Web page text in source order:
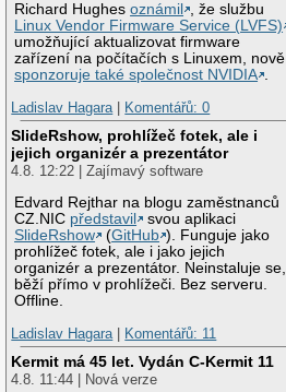
Richard Hughesoznámil
, že službu
Linux Vendor Firmware Service (LVFS)
umožňující aktualizovat firmware
zařízení na počítačích s Linuxem, nově
sponzoruje také společnost NVIDIA .
Ladislav Hagara | Komentářů: 0
SlideRshow, prohlížeč fotek, ale i
jejich organizér a prezentátor
4.8. 12:22 | Zajímavý software
Edvard Rejthar na blogu zaměstnanců
CZ.NIC představil
svou aplikaci
SlideRshow
(GitHub ). Funguje jako
prohlížeč fotek, ale i jako jejich
organizér a prezentátor. Neinstaluje se,
běží přímo v prohlížeči. Bez serveru.
Offline.
Ladislav Hagara | Komentářů: 11
Kermit má 45 let. Vydán C-Kermit 11
4.8. 11:44 | Nová verze